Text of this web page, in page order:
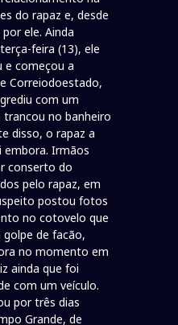
do rapaz e, desde
ele. Ainda
feira (13), ele
e começou a
Correiodoestado,
com um
no banheiro
disso, o rapaz a
embora. Irmãos
conserto do
pelo rapaz, em
postou fotos
no cotovelo que
de facão,
no momento em
ainda que foi
com um veículo.
por três dias
Grande, de